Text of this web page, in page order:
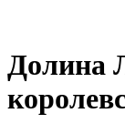
Долина